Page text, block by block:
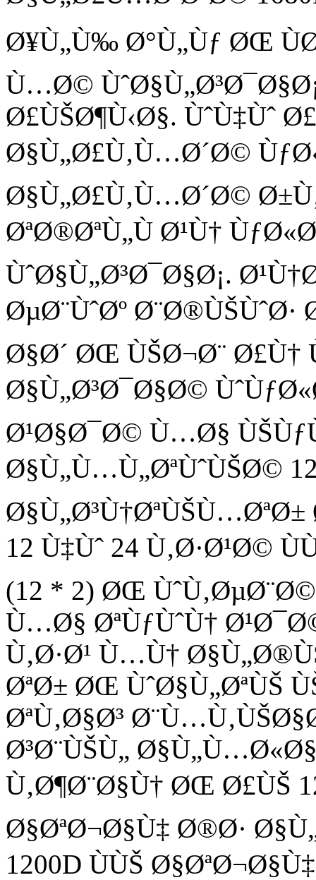
Ø¥Ù„Ù‰ Ø°Ù„Ùƒ ØŒ
Ù…Ø©
Ø£ÙŠØ¶Ù‹Ø§. ÙˆÙ‡Ùˆ
Ø§Ù„Ø£Ù‚Ù…Ø´Ø©
Ø§Ù„Ø£Ù‚Ù…Ø´Ø©
ØªØ®ØªÙ„Ù Ø¹Ù†
ÙˆØ§Ù„Ø³Ø¯Ø§Ø¡.
ØµØ¨ÙˆØº Ø¨Ø®ÙŠÙˆØ·
Ø§Ø´ ØŒ ÙŠØ¬Ø¨ Ø£Ù†
Ø§Ù„Ø³Ø¯Ø§Ø©
Ø¹Ø§Ø¯Ø© Ù…Ø§
Ø§Ù„Ù…Ù„ØªÙˆÙŠØ©
12 Ù‡Ùˆ 24 Ù‚Ø·Ø¹Ø©
(12 * 2) ØŒ
Ù…Ø§ ØªÙƒÙˆÙ†
Ù‚Ø·Ø¹ Ù…Ù†
ØªØ± ØŒ ÙˆØ§Ù„ØªÙŠ
ØªÙ‚Ø§Ø³
Ø³Ø¨ÙŠÙ„
Ù‚Ø¶Ø¨Ø§Ù† ØŒ Ø£ÙŠ
Ø§ØªØ¬Ø§Ù‡ Ø®Ø·
1200D ÙÙŠ